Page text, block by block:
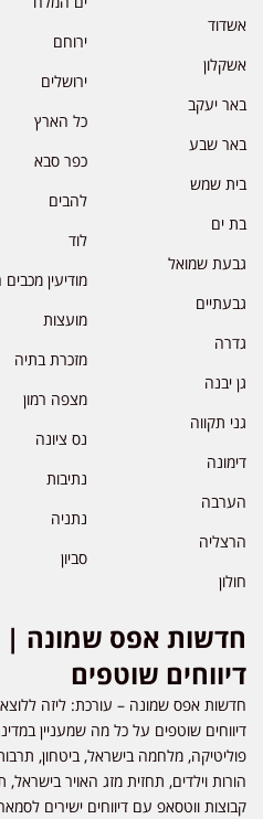
אשדוד
אשקלון
באר יעקב
באר שבע
בית שמש
בת ים
גבעת שמואל
גבעתיים
גדרה
גן יבנה
גני תקווה
דימונה
הערבה
הרצליה
חולון
ירוחם
ירושלים
כל הארץ
כפר סבא
להבים
לוד
מודיעין
מועצות
מזכרת בתיה
מצפה רמון
נס ציונה
נתיבות
נתניה
סביון
דיווחים שוטפים
חדשות אפס שמונה – עורכת: ליזה
דיווחים שוטפים על כל מה שמעניין
פוליטיקה, מלחמה בישראל, ביטחון,
הורות וילדים, תחזית מזג האויר
קבוצות ווטסאפ עם דיווחים ישירים